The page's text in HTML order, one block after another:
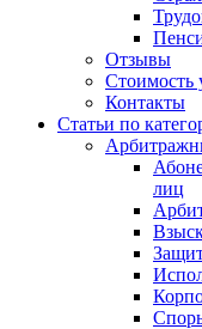
Отзывы
Стоимость
Контакты
Статьи по
лиц